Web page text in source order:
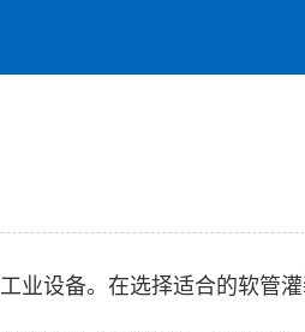
业设备。在选择适合的软管